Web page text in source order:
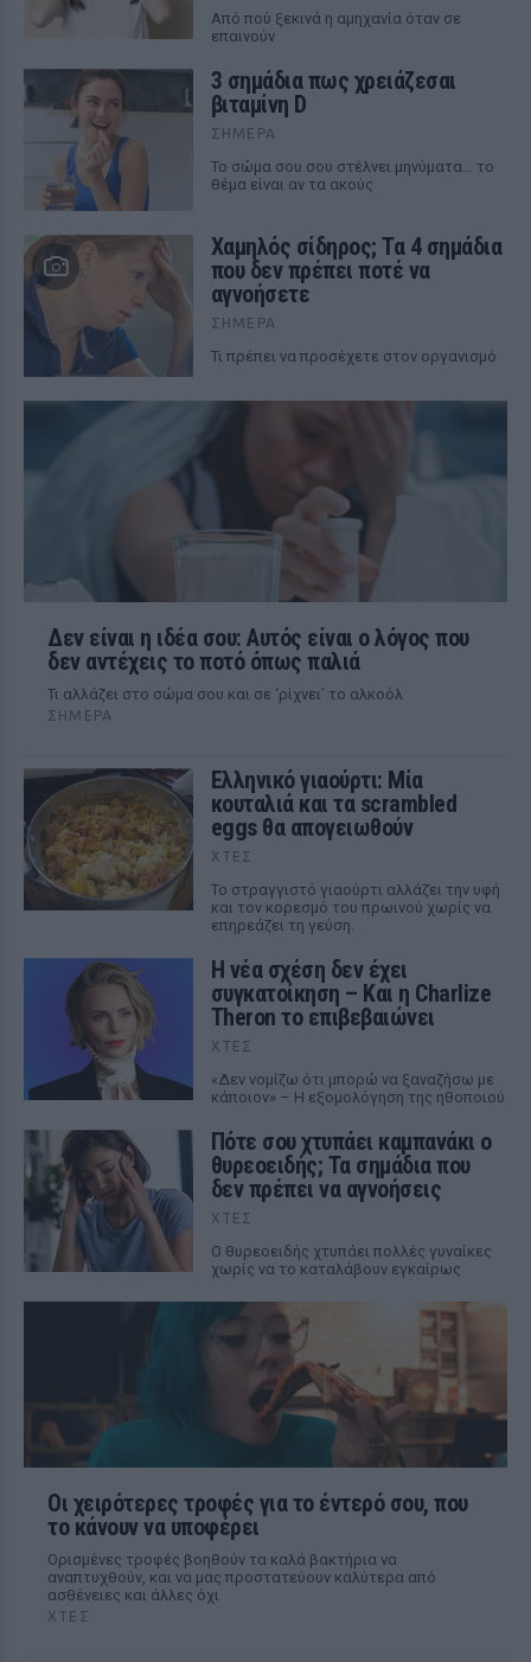
Από πού ξεκινά η αμηχανία όταν σε
επαινούν
3 σημάδια πως χρειάζεσαι
βιταμίνη D
ΣΉΜΕΡΑ
Το σώμα σου σου στέλνει μηνύματα… το
θέμα είναι αν τα ακούς
Χαμηλός σίδηρος; Τα 4 σημάδια
που δεν πρέπει ποτέ να
αγνοήσετε
ΣΉΜΕΡΑ
Τι πρέπει να προσέχετε στον οργανισμό
Δεν είναι η ιδέα σου: Αυτός είναι ο λόγος που
δεν αντέχεις το ποτό όπως παλιά
Τι αλλάζει στο σώμα σου και σε ‘ρίχνει’ το αλκοόλ
ΣΉΜΕΡΑ
Ελληνικό γιαούρτι: Μία
κουταλιά και τα scrambled
eggs θα απογειωθούν
ΧΤΕΣ
Το στραγγιστό γιαούρτι αλλάζει την υφή
και τον κορεσμό του πρωινού χωρίς να
επηρεάζει τη γεύση.
Η νέα σχέση δεν έχει
συγκατοίκηση – Και η Charlize
Theron το επιβεβαιώνει
ΧΤΕΣ
«Δεν νομίζω ότι μπορώ να ξαναζήσω με
κάποιον» – Η εξομολόγηση της ηθοποιού
Πότε σου χτυπάει καμπανάκι ο
θυρεοειδής; Τα σημάδια που
δεν πρέπει να αγνοήσεις
ΧΤΕΣ
Ο θυρεοειδής χτυπάει πολλές γυναίκες
χωρίς να το καταλάβουν εγκαίρως
Οι χειρότερες τροφές για το έντερό σου, που
το κάνουν να υποφέρει
Ορισμένες τροφές βοηθούν τα καλά βακτήρια να
αναπτυχθούν, και να μας προστατεύουν καλύτερα από
ασθένειες και άλλες όχι
ΧΤΕΣ